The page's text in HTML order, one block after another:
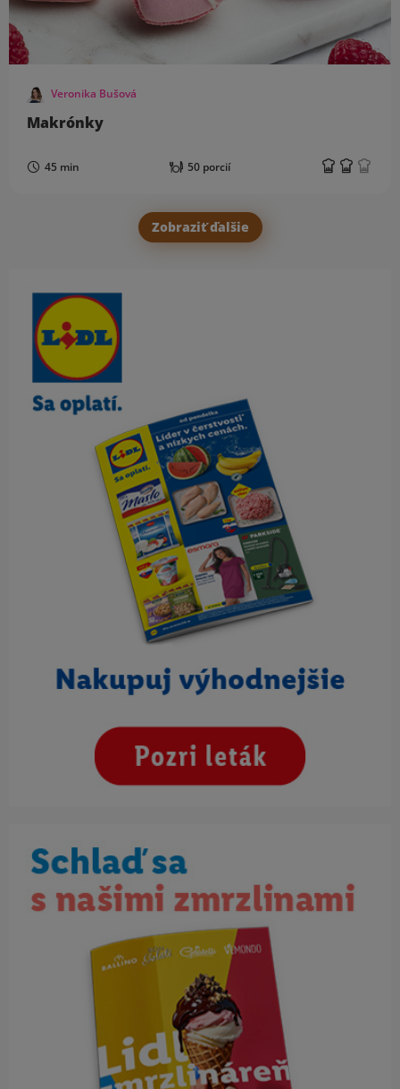
Veronika Bušová
Makrónky
45 min 50 porcií
Zobraziť ďalšie